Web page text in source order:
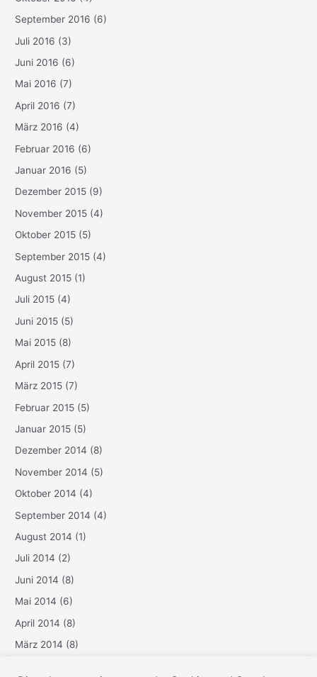
September 2016 (6)
Juli 2016 (3)
Juni 2016 (6)
Mai 2016 (7)
April 2016 (7)
März 2016 (4)
Februar 2016 (6)
Januar 2016 (5)
Dezember 2015 (9)
November 2015 (4)
Oktober 2015 (5)
September 2015 (4)
August 2015 (1)
Juli 2015 (4)
Juni 2015 (5)
Mai 2015 (8)
April 2015 (7)
März 2015 (7)
Februar 2015 (5)
Januar 2015 (5)
Dezember 2014 (8)
November 2014 (5)
Oktober 2014 (4)
September 2014 (4)
August 2014 (1)
Juli 2014 (2)
Juni 2014 (8)
Mai 2014 (6)
April 2014 (8)
März 2014 (8)